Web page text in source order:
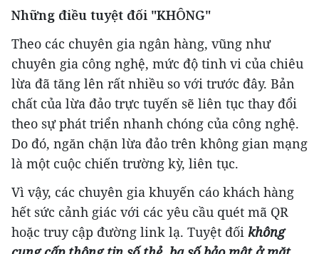
Những điều tuyệt đối "KHÔNG"
Theo các chuyên gia ngân hàng, vũng như
chuyên gia công nghệ, mức độ tinh vi của chiêu
lừa đã tăng lên rất nhiều so với trước đây. Bản
chất của lừa đảo trực tuyến sẽ liên tục thay đổi
theo sự phát triển nhanh chóng của công nghệ.
Do đó, ngăn chặn lừa đảo trên không gian mạng
là một cuộc chiến trường kỳ, liên tục.
Vì vậy, các chuyên gia khuyến cáo khách hàng
hết sức cảnh giác với các yêu cầu quét mã QR
hoặc truy cập đường link lạ. Tuyệt đối không